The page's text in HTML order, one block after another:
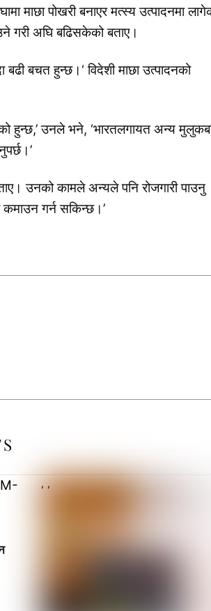
माछा पोखरी बनाएर मत्स्य उत्पादनमा
गरी अघि बढिसकेको बताए।
बढी बचत हुन्छ।‘ विदेशी माछा उत्पादनको
हुन्छ,’ उनले भने, ‘भारतलगायत अन्य
उनको कामले अन्यले पनि रोजगारी पाउनु
कमाउन गर्न सकिन्छ।’
, ,